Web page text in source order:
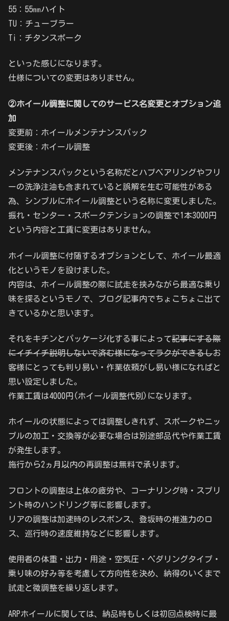
55：55㎜ハイト
TU：チューブラー
Ti：チタンスポーク
といった感じになります。
仕様についての変更はありません。
②ホイール調整に関してのサービス名変更とオプション追
加
変更前：ホイールメンテナンスパック
変更後：ホイール調整
メンテナンスパックという名称だとハブベアリングやフリ
ーの洗浄注油も含まれていると誤解を生む可能性がある
為、シンプルにホイール調整という名称に変更しました。
振れ・センター・スポークテンションの調整で1本3000円
という内容と工賃に変更はありません。
ホイール調整に付随するオプションとして、ホイール最適
化というモノを設けました。
内容は、ホイール調整の際に試走を挟みながら最適な乗り
味を探るというモノで、ブログ記事内でちょこちょこ出て
きているかと思います。
それをキチンとパッケージ化する事によって記事にする際
にイチイチ説明しないで済む様になってラクができるしお
客様にとっても判り易い・作業依頼がし易い様になればと
思い設定しました。
作業工賃は4000円(ホイール調整代別)になります。
ホイールの状態によっては調整しきれず、スポークやニッ
プルの加工・交換等が必要な場合は別途部品代や作業工賃
が発生します。
施行から2ヵ月以内の再調整は無料で承ります。
フロントの調整は上体の疲労や、コーナリング時・スプリ
ント時のハンドリング等に影響します。
リアの調整は加速時のレスポンス、登坂時の推進力のロ
ス、巡行時の速度維持などに影響します。
使用者の体重・出力・用途・空気圧・ペダリングタイプ・
乗り味の好み等を考慮して方向性を決め、納得のいくまで
試走と微調整を繰り返します。
ARPホイールに関しては、納品時もしくは初回点検時に最